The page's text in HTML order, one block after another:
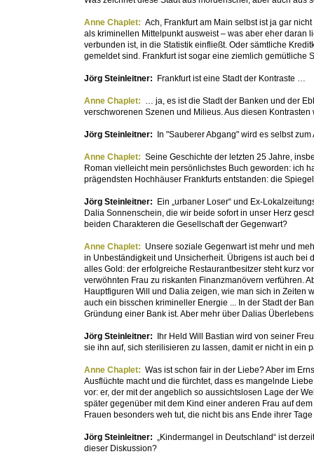
Anne Chaplet: Ach, Frankfurt am Main selbst ist ja gar
als kriminellen Mittelpunkt ausweist – was aber eher daran
verbunden ist, in die Statistik einfließt. Oder sämtliche
gemeldet sind. Frankfurt ist sogar eine ziemlich gemütliche
Jörg Steinleitner: Frankfurt ist eine Stadt der Kontraste …
Anne Chaplet: … ja, es ist die Stadt der Banken und der
verschworenen Szenen und Milieus. Aus diesen
Jörg Steinleitner: In "Sauberer Abgang" wird es selbst zum
Anne Chaplet: Seine Geschichte der letzten 25 Jahre,
Roman vielleicht mein persönlichstes Buch geworden: ich
prägendsten Hochhäuser Frankfurts entstanden: die
Jörg Steinleitner:
Ein „urbaner Loser“ und Ex-
Dalia Sonnenschein, die wir beide sofort in unser Herz
beiden Charakteren die Gesellschaft der Gegenwart?
Anne Chaplet: Unsere soziale Gegenwart ist mehr und
in Unbeständigkeit und Unsicherheit. Übrigens ist auch
alles Gold: der erfolgreiche Restaurantbesitzer steht kurz
verwöhnten Frau zu riskanten Finanzmanövern verführen.
Hauptfiguren Will und Dalia zeigen, wie man sich in Zeiten
auch ein bisschen krimineller Energie ... In der Stadt der
Gründung einer Bank ist. Aber mehr über Dalias
Jörg Steinleitner:
Ihr Held Will Bastian wird von seiner
sie ihn auf, sich sterilisieren zu lassen, damit er nicht in ein
Anne Chaplet: Was ist schon fair in der Liebe? Aber im
Ausflüchte macht und die fürchtet, dass es mangelnde
vor: er, der mit der angeblich so aussichtslosen Lage der
später gegenüber mit dem Kind einer anderen Frau auf
Frauen besonders weh tut, die nicht bis ans Ende ihrer
Jörg Steinleitner: „Kindermangel in Deutschland“ ist
dieser Diskussion?